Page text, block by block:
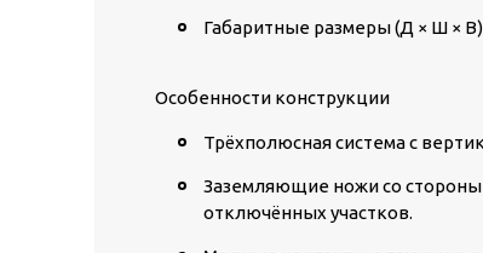
Габаритные размеры (Д × Ш ×
Особенности конструкции
Трёхполюсная системас
Заземляющие ножи со
отключённых участков.